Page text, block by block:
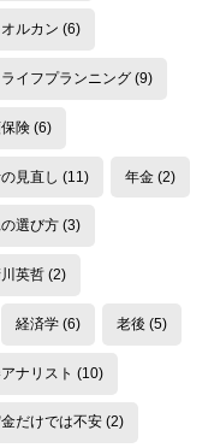
オルカン (6)
ライフプランニング (9)
険 (6)
見直し (11) 年金 (2)
選び方 (3)
英哲 (2)
経済学 (6) 老後 (5)
ナリスト (10)
だけでは不安 (2)